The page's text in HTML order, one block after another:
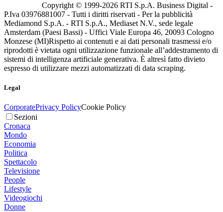
Copyright © 1999-2026 RTI S.p.A. Business Digital -
P.Iva 03976881007 - Tutti i diritti riservati - Per la pubblicità
Mediamond S.p.A. - RTI S.p.A., Mediaset N.V., sede legale
Amsterdam (Paesi Bassi) - Uffici Viale Europa 46, 20093 Cologno
Monzese (MI)Rispetto ai contenuti e ai dati personali trasmessi e/o
riprodotti è vietata ogni utilizzazione funzionale all’addestramento di
sistemi di intelligenza artificiale generativa. È altresì fatto divieto
espresso di utilizzare mezzi automatizzati di data scraping.
Legal
CorporatePrivacy PolicyCookie Policy
Sezioni
Cronaca
Mondo
Economia
Politica
Spettacolo
Televisione
People
Lifestyle
Videogiochi
Donne